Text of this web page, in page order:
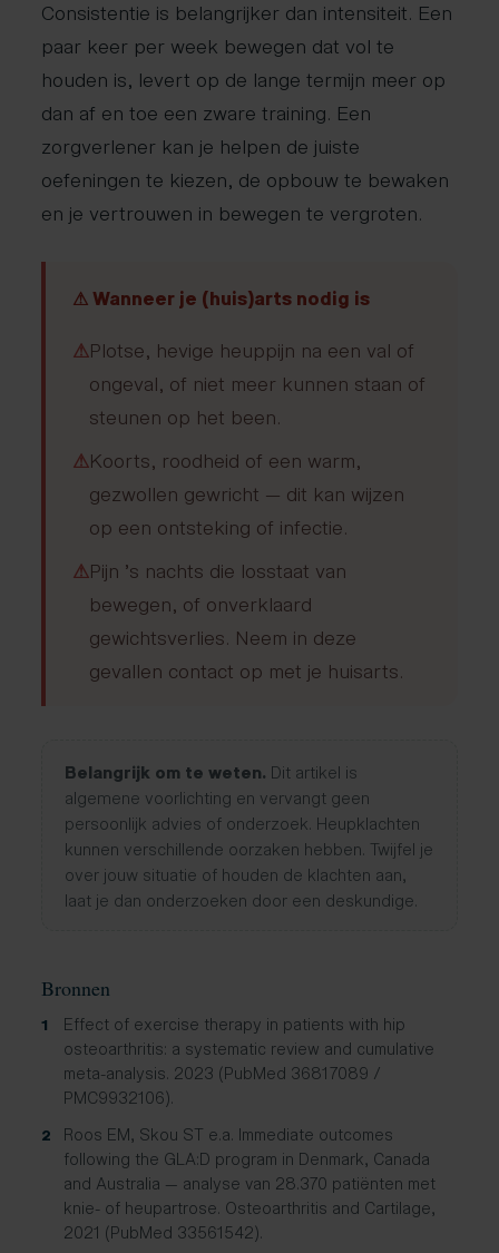
Consistentie is belangrijker dan intensiteit. Een
paar keer per week bewegen dat vol te
houden is, levert op de lange termijn meer op
dan af en toe een zware training. Een
zorgverlener kan je helpen de juiste
oefeningen te kiezen, de opbouw te bewaken
en je vertrouwen in bewegen te vergroten.
⚠ Wanneer je (huis)arts nodig is
⚠Plotse, hevige heuppijn na een val of
ongeval, of niet meer kunnen staan of
steunen op het been.
⚠Koorts, roodheid of een warm,
gezwollen gewricht — dit kan wijzen
op een ontsteking of infectie.
⚠Pijn ’s nachts die losstaat van
bewegen, of onverklaard
gewichtsverlies. Neem in deze
gevallen contact op met je huisarts.
Belangrijk om te weten. Dit artikel is
algemene voorlichting en vervangt geen
persoonlijk advies of onderzoek. Heupklachten
kunnen verschillende oorzaken hebben. Twijfel je
over jouw situatie of houden de klachten aan,
laat je dan onderzoeken door een deskundige.
Bronnen
1
Effect of exercise therapy in patients with hip
osteoarthritis: a systematic review and cumulative
meta-analysis. 2023 (PubMed 36817089 /
PMC9932106).
2 Roos EM, Skou ST e.a. Immediate outcomes
following the GLA:D program in Denmark, Canada
and Australia — analyse van 28.370 patiënten met
knie- of heupartrose. Osteoarthritis and Cartilage,
2021 (PubMed 33561542).